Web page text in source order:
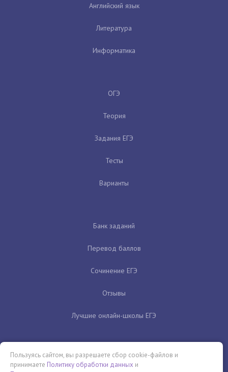
Английский язык
Литература
Информатика
ОГЭ
Теория
Задания ЕГЭ
Тесты
Варианты
Банк заданий
Перевод баллов
Сочинение ЕГЭ
Отзывы
Лучшие онлайн-школы ЕГЭ
Пользуясь сайтом, вы разрешаете сбор cookie-файлов и
принимаете Политику обработки данных и